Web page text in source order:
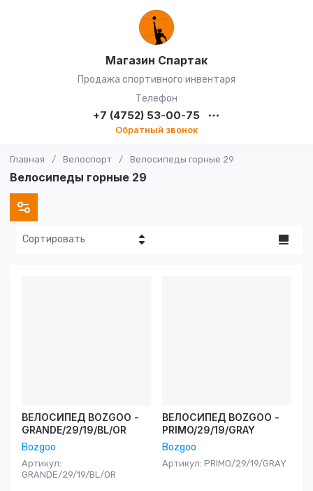
Магазин Спартак
Продажа спортивного инвентаря
Телефон
+7 (4752) 53-00-75
Обратный звонок
Главная / Велоспорт / Велосипеды горные 29
Велосипеды горные 29
Сортировать
ВЕЛОСИПЕД BOZGOO -
GRANDE/29/19/BL/OR
Bozgoo
Артикул:
GRANDE/29/19/BL/OR
ВЕЛОСИПЕД BOZGOO -
PRIMO/29/19/GRAY
Bozgoo
Артикул: PRIMO/29/19/GRAY